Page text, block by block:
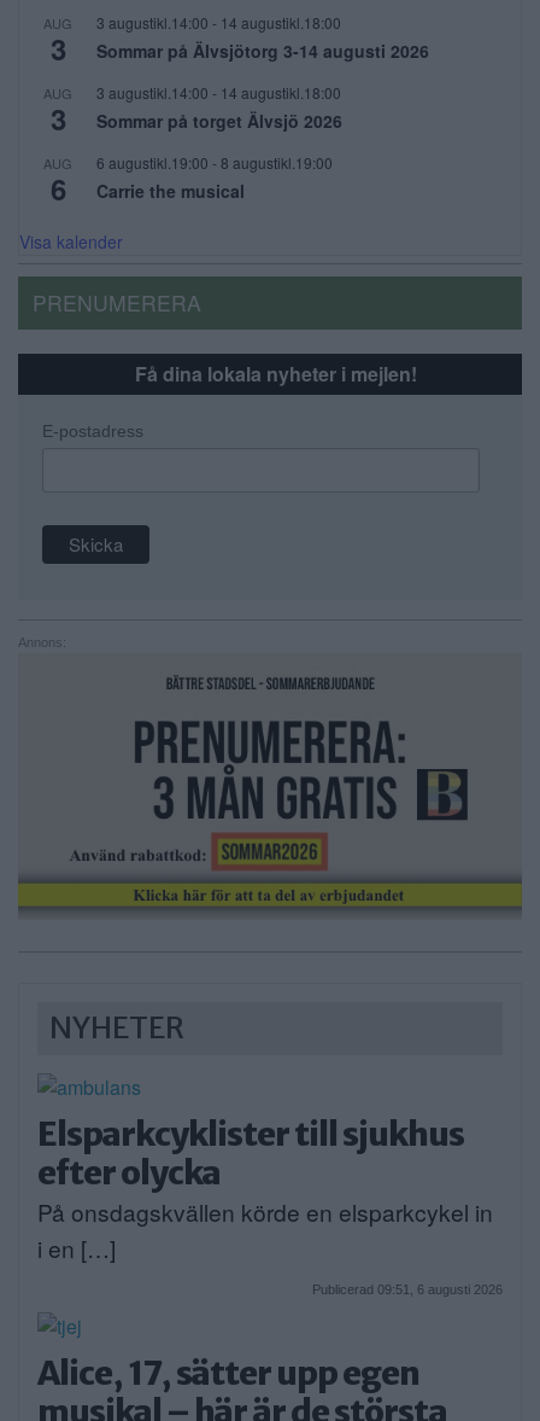
AUG
3
3 augustikl.14:00 - 14 augustikl.18:00
Sommar på Älvsjötorg 3-14 augusti 2026
AUG
3
3 augustikl.14:00 - 14 augustikl.18:00
Sommar på torget Älvsjö 2026
AUG
6
6 augustikl.19:00 - 8 augustikl.19:00
Carrie the musical
Visa kalender
PRENUMERERA
Få dina lokala nyheter i mejlen!
E-postadress
Annons:
NYHETER
Elsparkcyklister till sjukhus
efter olycka
På onsdagskvällen körde en elsparkcykel in
i en […]
Publicerad 09:51, 6 augusti 2026
Alice, 17, sätter upp egen
musikal – här är de största